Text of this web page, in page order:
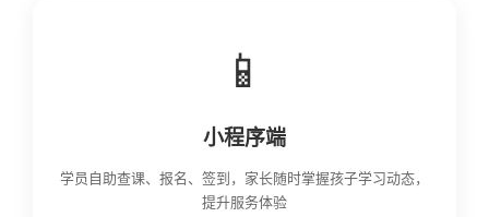
📱
小程序端
学员自助查课、报名、签到，家长随时掌握孩子学习动态，
提升服务体验